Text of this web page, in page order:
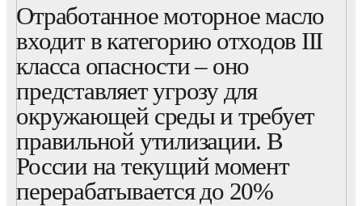
Отработанное моторное масло
входит в категорию отходов III
класса опасности – оно
представляет угрозу для
окружающей среды и требует
правильной утилизации. В
России на текущий момент
перерабатывается до 20%